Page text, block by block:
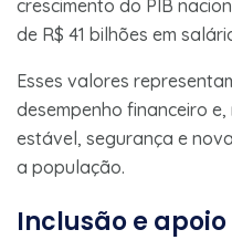
crescimento do PIB
de R$ 41 bilhões em
Esses valores
desempenho financeiro
estável, segurança e
a população.
Inclusão e